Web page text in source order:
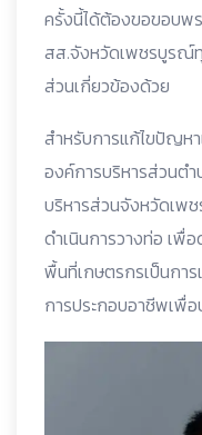
ครั้งนี้ได้ต้องขอขอบ
สส.จังหวัดเพชรบูรณ์
ส่วนเกี่ยวข้องด้วย
สำหรับการแก้ไขปัญห
องค์การบริหารส่วนต
บริหารส่วนจังหวัดเพ
ดำเนินการวางท่อ เพื่
พื้นที่เกษตรกรเป็นการ
การประกอบอาชีพเพื่อ